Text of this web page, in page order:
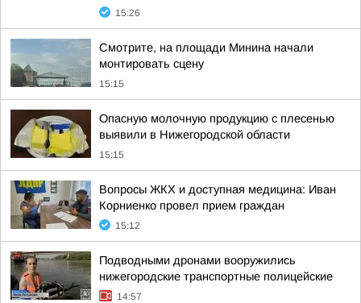
15:26
Смотрите, на площади Минина начали
монтировать сцену
15:15
Опасную молочную продукцию с плесенью
выявили в Нижегородской области
15:15
Вопросы ЖКХ и доступная медицина: Иван
Корниенко провел прием граждан
15:12
Подводными дронами вооружились
нижегородские транспортные полицейские
14:57